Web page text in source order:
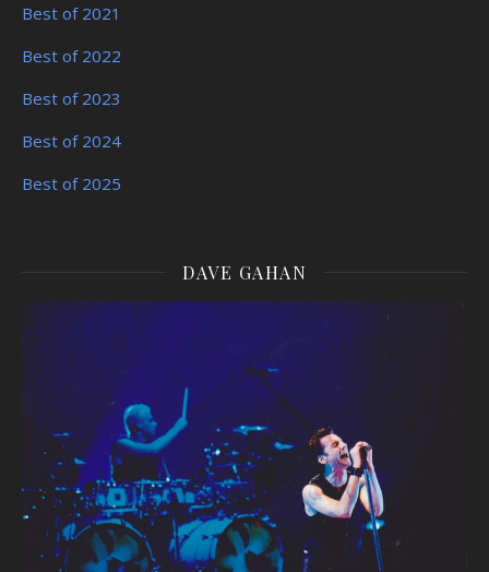
Best of 2021
Best of 2022
Best of 2023
Best of 2024
Best of 2025
DAVE GAHAN